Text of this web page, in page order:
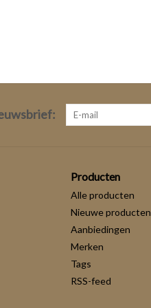
Producten
Alle producten
Nieuwe producten
Aanbiedingen
Merken
Tags
RSS-feed